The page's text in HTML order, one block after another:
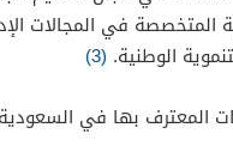
المتخصصة في المجالات
الوطنية. (3)
المعترف بها في